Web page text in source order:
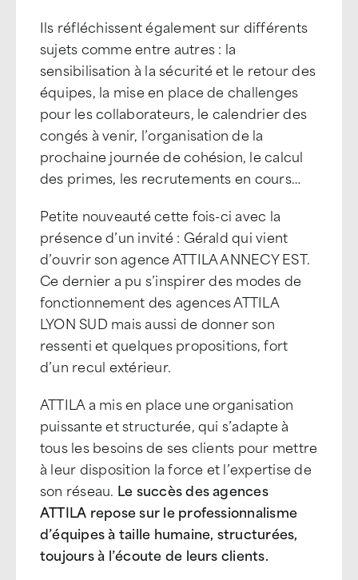
Ils réfléchissent également sur différents
sujets comme entre autres : la
sensibilisation à la sécurité et le retour des
équipes, la mise en place de challenges
pour les collaborateurs, le calendrier des
congés à venir, l’organisation de la
prochaine journée de cohésion, le calcul
des primes, les recrutements en cours…
Petite nouveauté cette fois-ci avec la
présence d’un invité : Gérald qui vient
d’ouvrir son agence ATTILA ANNECY EST.
Ce dernier a pu s’inspirer des modes de
fonctionnement des agences ATTILA
LYON SUD mais aussi de donner son
ressenti et quelques propositions, fort
d’un recul extérieur.
ATTILA a mis en place une organisation
puissante et structurée, qui s’adapte à
tous les besoins de ses clients pour mettre
à leur disposition la force et l’expertise de
son réseau. Le succès des agences
ATTILA repose sur le professionnalisme
d’équipes à taille humaine, structurées,
toujours à l’écoute de leurs clients.